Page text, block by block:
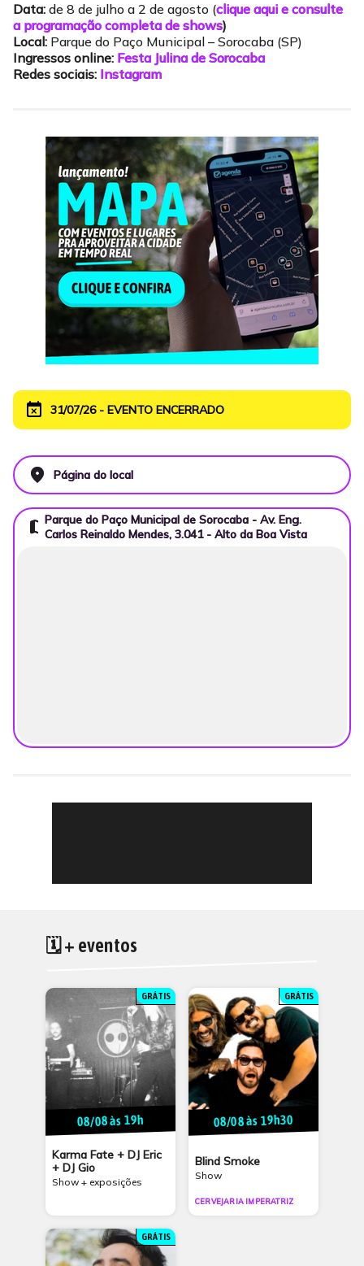
Data: de 8 de julho a 2 de agosto (clique aqui e consulte
a programação completa de shows)
Local: Parque do Paço Municipal – Sorocaba (SP)
Ingressos online: Festa Julina de Sorocaba
Redes sociais: Instagram
event_busy 31/07/26 - EVENTO ENCERRADO
place Página do local
mapParque do Paço Municipal de Sorocaba - Av. Eng.
Carlos Reinaldo Mendes, 3.041 - Alto da Boa Vista
🗓 + eventos
GRÁTIS
08/08 às 19h
Karma Fate + DJ Eric
+ DJ Gio
Show + exposições
GRÁTIS
08/08 às 19h30
Blind Smoke
Show
CERVEJARIA IMPERATRIZ
GRÁTIS